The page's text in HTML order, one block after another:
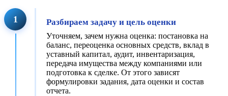
1 Разбираем задачу и цель оценки
Уточняем, зачем нужна оценка: постановка на
баланс, переоценка основных средств, вклад в
уставный капитал, аудит, инвентаризация,
передача имущества между компаниями или
подготовка к сделке. От этого зависят
формулировки задания, дата оценки и состав
отчета.